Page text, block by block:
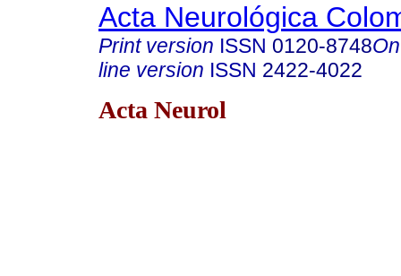
Acta Neurológica
Print version ISSN 0120-8748
line version ISSN 2422-4022
Acta Neurol